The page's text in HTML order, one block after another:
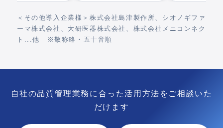
＜その他導入企業様＞株式会社島津製作所、シオノギファ
ーマ株式会社、大研医器株式会社、株式会社メニコンネク
ト...他 ※敬称略・五十音順
自社の品質管理業務に合った活用方法をご相談いた
だけます